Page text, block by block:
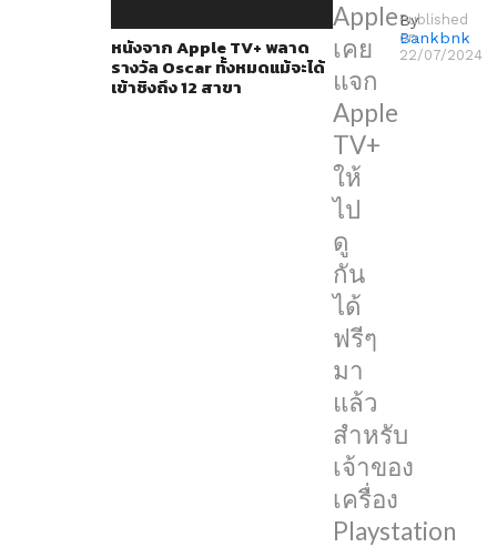
หนังจาก Apple TV+ พลาด
รางวัล Oscar ทั้งหมดแม้จะได้
เข้าชิงถึง 12 สาขา
Apple
เคย
แจก
Apple
TV+
ให้
ไป
ดู
กัน
ได้
ฟรีๆ
มา
แล้ว
สำหรับ
เจ้าของ
เครื่อง
Playstation
By
Bankbnk
Published
on
22/07/2024
และ
5
ล่าสุด
โปรโมชัน
ดัง
กล่าว
ได้
กลับ
มา
อีก
ครั้ง
แล้ว
โปรโมชัน
Apple
TV+
ฟรี